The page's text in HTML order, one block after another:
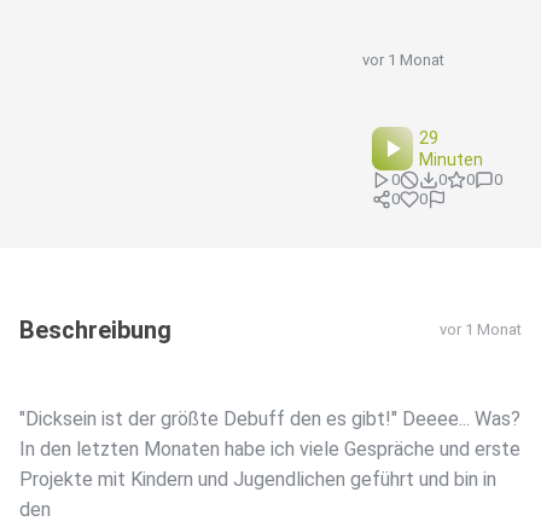
vor 1 Monat
29
Minuten
0 0 0
0
0
0
Beschreibung vor 1 Monat
"Dicksein ist der größte Debuff den es gibt!" Deeee... Was?
In den letzten Monaten habe ich viele Gespräche und erste
Projekte mit Kindern und Jugendlichen geführt und bin in
den